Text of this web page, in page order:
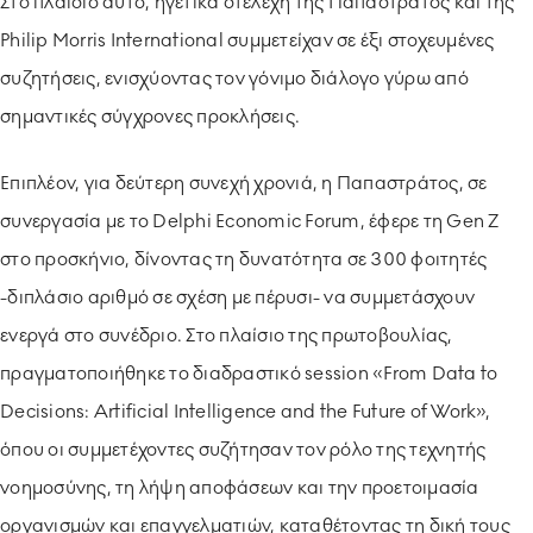
Philip Morris International συμμετείχαν σε έξι στοχευμένες
συζητήσεις, ενισχύοντας τον γόνιμο διάλογο γύρω από
σημαντικές σύγχρονες προκλήσεις.
Επιπλέον, για δεύτερη συνεχή χρονιά, η Παπαστράτος, σε
συνεργασία με το Delphi Economic Forum, έφερε τη Gen Z
στο προσκήνιο, δίνοντας τη δυνατότητα σε 300 φοιτητές
-διπλάσιο αριθμό σε σχέση με πέρυσι- να συμμετάσχουν
ενεργά στο συνέδριο. Στο πλαίσιο της πρωτοβουλίας,
πραγματοποιήθηκε το διαδραστικό session «From Data to
Decisions: Artificial Intelligence and the Future of Work»,
όπου οι συμμετέχοντες συζήτησαν τον ρόλο της τεχνητής
νοημοσύνης, τη λήψη αποφάσεων και την προετοιμασία
οργανισμών και επαγγελματιών, καταθέτοντας τη δική τους